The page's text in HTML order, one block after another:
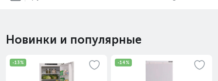
Новинки и популярные
-13% -14%